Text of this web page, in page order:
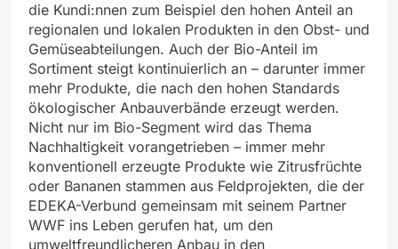
die Kundi:nnen zum Beispiel den hohen Anteil an
regionalen und lokalen Produkten in den Obst- und
Gemüseabteilungen. Auch der Bio-Anteil im
Sortiment steigt kontinuierlich an – darunter immer
mehr Produkte, die nach den hohen Standards
ökologischer Anbauverbände erzeugt werden.
Nicht nur im Bio-Segment wird das Thema
Nachhaltigkeit vorangetrieben – immer mehr
konventionell erzeugte Produkte wie Zitrusfrüchte
oder Bananen stammen aus Feldprojekten, die der
EDEKA-Verbund gemeinsam mit seinem Partner
WWF ins Leben gerufen hat, um den
umweltfreundlicheren Anbau in den